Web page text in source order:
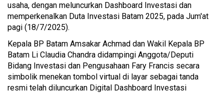
usaha, dengan meluncurkan Dashboard Investasi dan
memperkenalkan Duta Investasi Batam 2025, pada Jum'at
pagi (18/7/2025).
Kepala BP Batam Amsakar Achmad dan Wakil Kepala BP
Batam Li Claudia Chandra didampingi Anggota/Deputi
Bidang Investasi dan Pengusahaan Fary Francis secara
simbolik menekan tombol virtual di layar sebagai tanda
resmi telah diluncurkan Digital Dashboard Investasi